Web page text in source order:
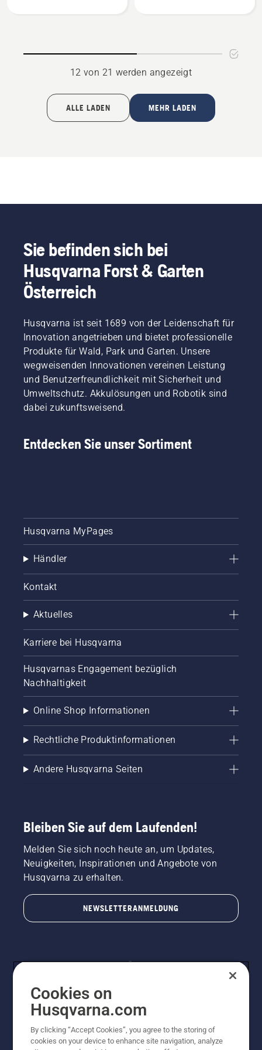
12 von 21 werden angezeigt
ALLE LADEN MEHR LADEN
Sie befinden sich bei
Husqvarna Forst & Garten
Österreich
Husqvarna ist seit 1689 von der Leidenschaft für
Innovation angetrieben und bietet professionelle
Produkte für Wald, Park und Garten. Unsere
wegweisenden Innovationen vereinen Leistung
und Benutzerfreundlichkeit mit Sicherheit und
Umweltschutz. Akkulösungen und Robotik sind
dabei zukunftsweisend.
Entdecken Sie unser Sortiment
Husqvarna MyPages
Händler
Kontakt
Aktuelles
Karriere bei Husqvarna
Husqvarnas Engagement bezüglich
Nachhaltigkeit
Online Shop Informationen
Rechtliche Produktinformationen
Andere Husqvarna Seiten
Bleiben Sie auf dem Laufenden!
Melden Sie sich noch heute an, um Updates,
Neuigkeiten, Inspirationen und Angebote von
Husqvarna zu erhalten.
NEWSLETTERANMELDUNG
© Husqvarna AB (publ). Alle Rechte vorbehalten.
Preisänderungen, Irrtümer, Text- und Satzfehler sind
Cookies on
Husqvarna.com
By clicking “Accept Cookies”, you agree to the storing of
cookies on your device to enhance site navigation, analyze